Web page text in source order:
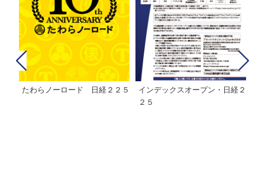
たわらノーロード 日経２２５
インデックスオープン・日経２
２５